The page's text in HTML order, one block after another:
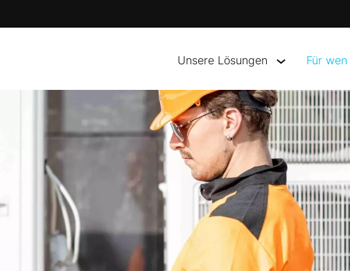
Unsere Lösungen Für wen